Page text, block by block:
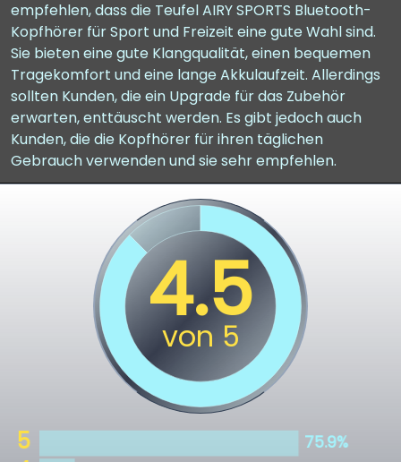
empfehlen, dass die Teufel AIRY SPORTS Bluetooth-
Kopfhörer für Sport und Freizeit eine gute Wahl sind.
Sie bieten eine gute Klangqualität, einen bequemen
Tragekomfort und eine lange Akkulaufzeit. Allerdings
sollten Kunden, die ein Upgrade für das Zubehör
erwarten, enttäuscht werden. Es gibt jedoch auch
Kunden, die die Kopfhörer für ihren täglichen
Gebrauch verwenden und sie sehr empfehlen.